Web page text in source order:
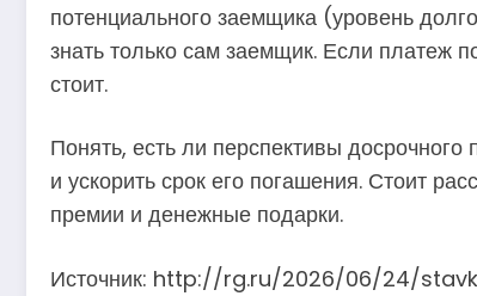
потенциального заемщика (уровень
знать только сам заемщик. Если платеж
стоит.
Понять, есть ли перспективы
и ускорить срок его погашения. Стоит
премии и денежные подарки.
Источник: http://rg.ru/2026/06/24/